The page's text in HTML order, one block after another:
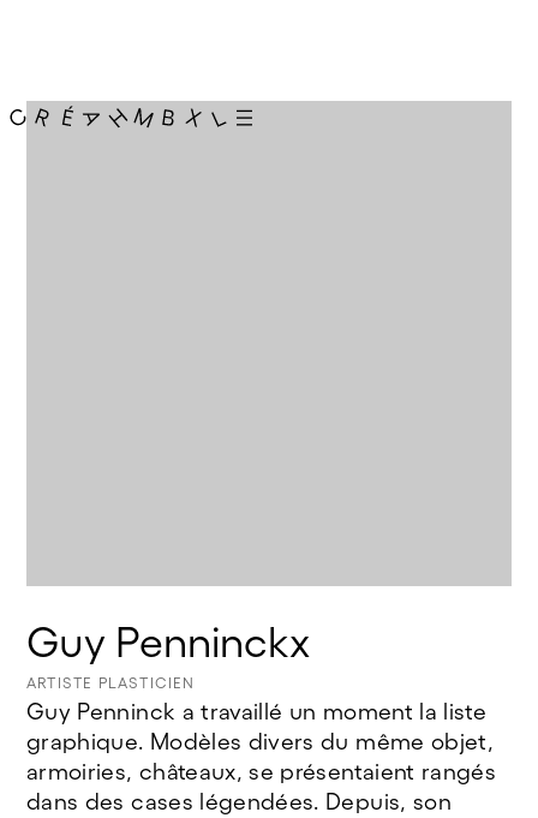
Guy Penninckx
ARTISTE PLASTICIEN
Guy Penninck a travaillé un moment la liste
graphique. Modèles divers du même objet,
armoiries, châteaux, se présentaient rangés
dans des cases légendées. Depuis, son